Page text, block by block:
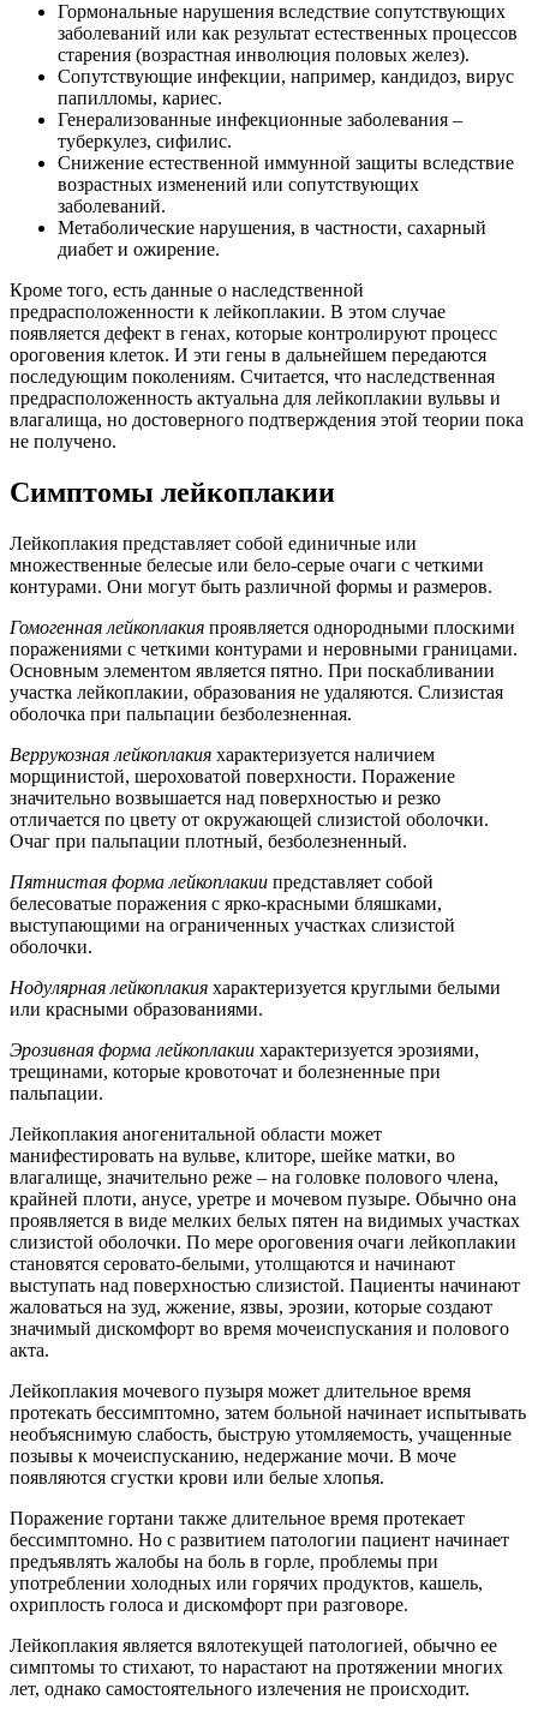
Гормональные нарушения вследствие сопутствующих
заболеваний или как результат естественных процессов
старения (возрастная инволюция половых желез).
Сопутствующие инфекции, например, кандидоз, вирус
папилломы, кариес.
Генерализованные инфекционные заболевания –
туберкулез, сифилис.
Снижение естественной иммунной защиты вследствие
возрастных изменений или сопутствующих
заболеваний.
Метаболические нарушения, в частности, сахарный
диабет и ожирение.
Кроме того, есть данные о наследственной
предрасположенности к лейкоплакии. В этом случае
появляется дефект в генах, которые контролируют процесс
ороговения клеток. И эти гены в дальнейшем передаются
последующим поколениям. Считается, что наследственная
предрасположенность актуальна для лейкоплакии вульвы и
влагалища, но достоверного подтверждения этой теории пока
не получено.
Симптомы лейкоплакии
Лейкоплакия представляет собой единичные или
множественные белесые или бело-серые очаги с четкими
контурами. Они могут быть различной формы и размеров.
Гомогенная лейкоплакия проявляется однородными плоскими
поражениями с четкими контурами и неровными границами.
Основным элементом является пятно. При поскабливании
участка лейкоплакии, образования не удаляются. Слизистая
оболочка при пальпации безболезненная.
Веррукозная лейкоплакия характеризуется наличием
морщинистой, шероховатой поверхности. Поражение
значительно возвышается над поверхностью и резко
отличается по цвету от окружающей слизистой оболочки.
Очаг при пальпации плотный, безболезненный.
Пятнистая форма лейкоплакии представляет собой
белесоватые поражения с ярко-красными бляшками,
выступающими на ограниченных участках слизистой
оболочки.
Нодулярная лейкоплакия характеризуется круглыми белыми
или красными образованиями.
Эрозивная форма лейкоплакии характеризуется эрозиями,
трещинами, которые кровоточат и болезненные при
пальпации.
Лейкоплакия аногенитальной области может
манифестировать на вульве, клиторе, шейке матки, во
влагалище, значительно реже – на головке полового члена,
крайней плоти, анусе, уретре и мочевом пузыре. Обычно она
проявляется в виде мелких белых пятен на видимых участках
слизистой оболочки. По мере ороговения очаги лейкоплакии
становятся серовато-белыми, утолщаются и начинают
выступать над поверхностью слизистой. Пациенты начинают
жаловаться на зуд, жжение, язвы, эрозии, которые создают
значимый дискомфорт во время мочеиспускания и полового
акта.
Лейкоплакия мочевого пузыря может длительное время
протекать бессимптомно, затем больной начинает испытывать
необъяснимую слабость, быструю утомляемость, учащенные
позывы к мочеиспусканию, недержание мочи. В моче
появляются сгустки крови или белые хлопья.
Поражение гортани также длительное время протекает
бессимптомно. Но с развитием патологии пациент начинает
предъявлять жалобы на боль в горле, проблемы при
употреблении холодных или горячих продуктов, кашель,
охриплость голоса и дискомфорт при разговоре.
Лейкоплакия является вялотекущей патологией, обычно ее
симптомы то стихают, то нарастают на протяжении многих
лет, однако самостоятельного излечения не происходит.